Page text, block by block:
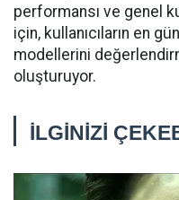
performansı ve genel
için, kullanıcıların en
modellerini
oluşturuyor.